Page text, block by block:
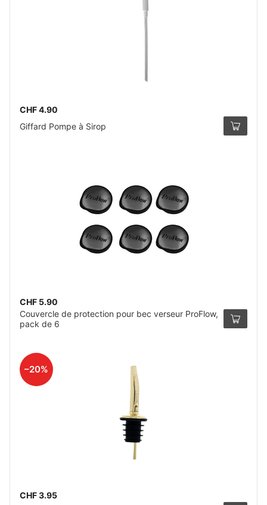
CHF 4.90
Giffard Pompe à Sirop
CHF 5.90
Couvercle de protection pour bec verseur ProFlow,
pack de 6
–20%
CHF 3.95